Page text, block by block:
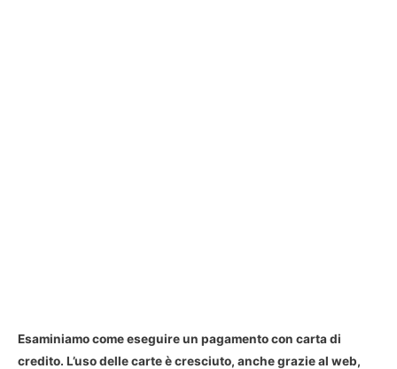
Esaminiamo come eseguire un pagamento con carta di
credito. L’uso delle carte è cresciuto, anche grazie al web,